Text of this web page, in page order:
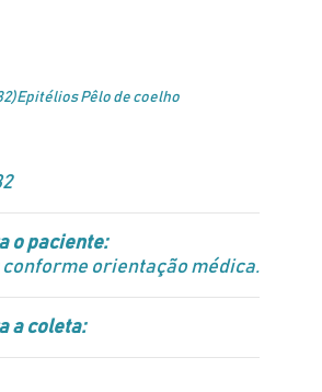
Pêlo de coelho
o paciente:
conforme orientação médica.
a coleta: